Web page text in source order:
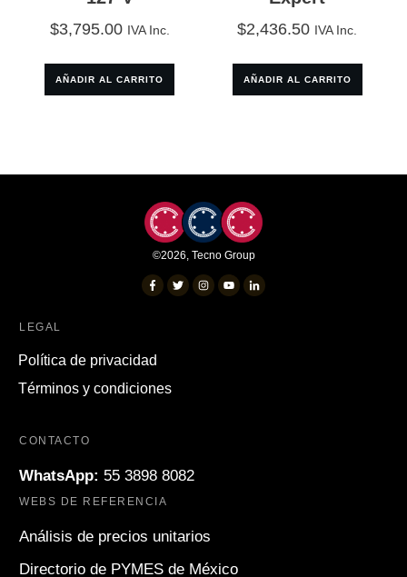
$3,795.00 IVA Inc.
AÑADIR AL CARRITO
$2,436.50 IVA Inc.
AÑADIR AL CARRITO
©2026, Tecno Group
LEGAL
Política de privacidad
Términos y condiciones
CONTACTO
WhatsApp: 55 3898 8082
WEBS DE REFERENCIA
Análisis de precios unitarios
Directorio de PYMES de México